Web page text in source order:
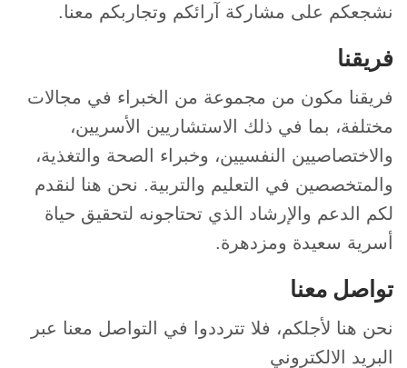
نشجعكم على مشاركة آرائكم وتجاربكم معنا.
فريقنا
فريقنا مكون من مجموعة من الخبراء في مجالات
مختلفة، بما في ذلك الاستشاريين الأسريين،
والاختصاصيين النفسيين، وخبراء الصحة والتغذية،
والمتخصصين في التعليم والتربية. نحن هنا لنقدم
لكم الدعم والإرشاد الذي تحتاجونه لتحقيق حياة
أسرية سعيدة ومزدهرة.
تواصل معنا
نحن هنا لأجلكم، فلا تترددوا في التواصل معنا عبر
البريد الالكتروني